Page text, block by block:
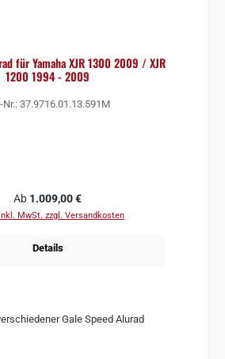
für Yamaha XJR 1300 2009 / XJR
1200 1994 - 2009
Nr.: 37.9716.01.13.591M
Regulärer Preis:
Ab 1.009,00 €
MwSt. zzgl. Versandkosten
Details